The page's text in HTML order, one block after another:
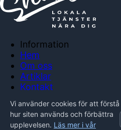
Information
Hem
Om oss
Artiklar
Kontakt
Integritetspolicy
Vi använder cookies för att förstå
hur siten används och förbättra
upplevelsen. Läs mer i vår